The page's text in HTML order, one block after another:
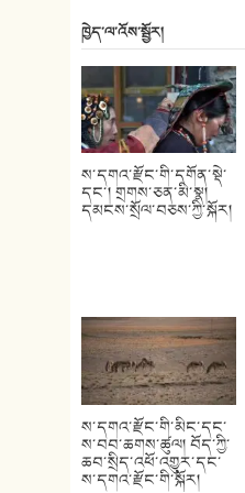
ཁྱེད་ལ་འོས་སྦྱོར།
ས་དགའ་རྫོང་གི་དགོན་སྡེ་
དང་། གྲགས་ཅན་མི་སྣ།
དམངས་སྲོལ་བཅས་ཀྱི་སྐོར།
ས་དགའ་རྫོང་གི་མིང་དང་
ས་བབ་ཆགས་ཚུལ། བོད་ཀྱི་
ཆབ་སྲིད་འཕོ་འགྱུར་དང་
ས་དགའ་རྫོང་གི་སྐོར།